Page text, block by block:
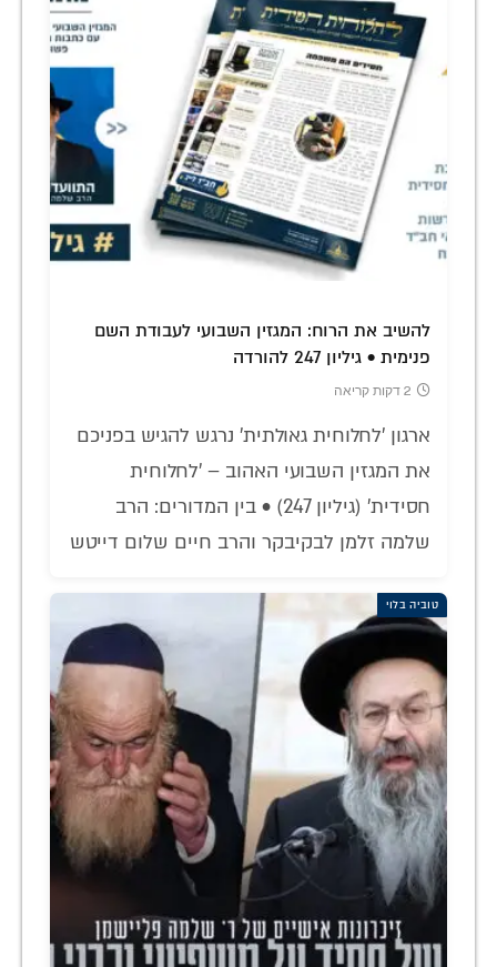
להשיב את הרוח: המגזין השבועי לעבודת השם
פנימית • גיליון 247 להורדה
2 דקות קריאה
ארגון 'לחלוחית גאולתית' נרגש להגיש בפניכם
את המגזין השבועי האהוב – 'לחלוחית
חסידית' (גיליון 247) • בין המדורים: הרב
שלמה זלמן לבקיבקר והרב חיים שלום דייטש
טוביה בלוי